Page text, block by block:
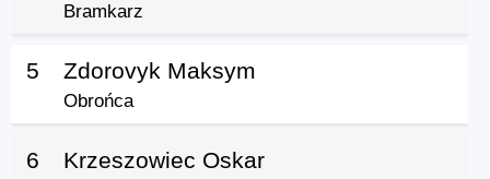
Bramkarz
5 Zdorovyk Maksym
Obrońca
6 Krzeszowiec Oskar